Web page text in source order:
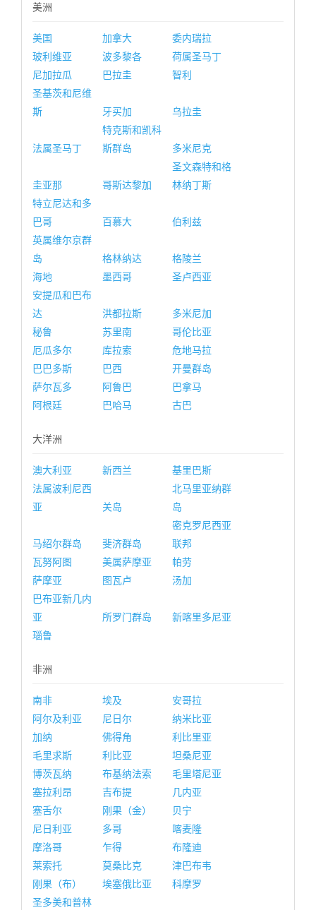
美洲
美国 加拿大
委内瑞拉
玻利维亚
波多黎各
荷属圣马丁
尼加拉瓜
巴拉圭
智利
圣基茨和尼维
斯
牙买加 乌拉圭
法属圣马丁
特克斯和凯科
斯群岛
多米尼克
圭亚那 哥斯达黎加
圣文森特和格
林纳丁斯
特立尼达和多
巴哥
百慕大
伯利兹
英属维尔京群
岛
格林纳达
格陵兰
海地
墨西哥
圣卢西亚
安提瓜和巴布
达
洪都拉斯
多米尼加
秘鲁
苏里南
哥伦比亚
厄瓜多尔
库拉索
危地马拉
巴巴多斯
巴西
开曼群岛
萨尔瓦多
阿鲁巴
巴拿马
阿根廷
巴哈马 古巴
大洋洲
澳大利亚 新西兰
基里巴斯
法属波利尼西
亚
关岛
北马里亚纳群
岛
马绍尔群岛 斐济群岛
密克罗尼西亚
联邦
瓦努阿图
美属萨摩亚
帕劳
萨摩亚
图瓦卢
汤加
巴布亚新几内
亚
所罗门群岛
新喀里多尼亚
瑙鲁
非洲
南非 埃及
安哥拉
阿尔及利亚
尼日尔
纳米比亚
加纳
佛得角
利比里亚
毛里求斯
利比亚
坦桑尼亚
博茨瓦纳
布基纳法索
毛里塔尼亚
塞拉利昂
吉布提
几内亚
塞舌尔
刚果（金）
贝宁
尼日利亚
多哥
喀麦隆
摩洛哥
乍得
布隆迪
莱索托
莫桑比克
津巴布韦
刚果（布）
埃塞俄比亚
科摩罗
圣多美和普林